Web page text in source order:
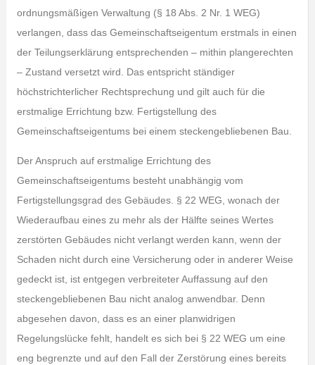
ordnungsmäßigen Verwaltung (§ 18 Abs. 2 Nr. 1 WEG)
verlangen, dass das Gemeinschaftseigentum erstmals in einen
der Teilungserklärung entsprechenden – mithin plangerechten
– Zustand versetzt wird. Das entspricht ständiger
höchstrichterlicher Rechtsprechung und gilt auch für die
erstmalige Errichtung bzw. Fertigstellung des
Gemeinschaftseigentums bei einem steckengebliebenen Bau.
Der Anspruch auf erstmalige Errichtung des
Gemeinschaftseigentums besteht unabhängig vom
Fertigstellungsgrad des Gebäudes. § 22 WEG, wonach der
Wiederaufbau eines zu mehr als der Hälfte seines Wertes
zerstörten Gebäudes nicht verlangt werden kann, wenn der
Schaden nicht durch eine Versicherung oder in anderer Weise
gedeckt ist, ist entgegen verbreiteter Auffassung auf den
steckengebliebenen Bau nicht analog anwendbar. Denn
abgesehen davon, dass es an einer planwidrigen
Regelungslücke fehlt, handelt es sich bei § 22 WEG um eine
eng begrenzte und auf den Fall der Zerstörung eines bereits